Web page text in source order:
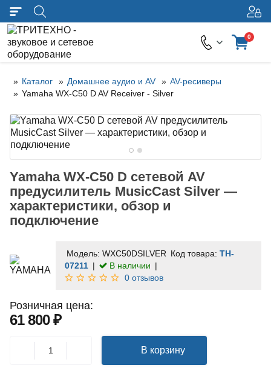
0
Каталог Домашнее аудио и AV
AV-ресиверы
Yamaha WX-C50 D AV Receiver - Silver
Yamaha WX-C50 D сетевой AV
предусилитель MusicCast Silver —
характеристики, обзор и
подключение
Модель: WXC50DSILVER Код товара: TH-
07211
В наличии
0 отзывов
Розничная цена:
61 800 ₽
В корзину